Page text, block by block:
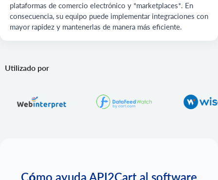
plataformas de comercio electrónico y *marketplaces*. En
consecuencia, su equipo puede implementar integraciones con
mayor rapidez y mantenerlas de manera más eficiente.
Utilizado por
Cómo ayuda API2Cart al software